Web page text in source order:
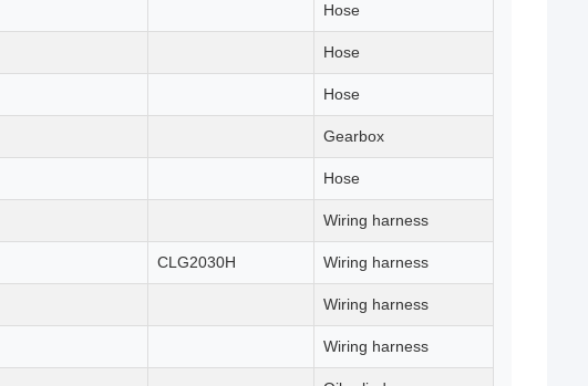
Hose
Hose
Hose
Gearbox
Hose
Wiring harness
CLG2030H Wiring harness
Wiring harness
Wiring harness